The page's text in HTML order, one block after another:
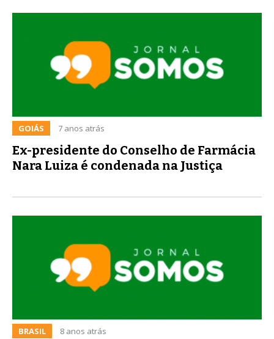
GOIÁS 7 anos atrás
Ex-presidente do Conselho de Farmácia
Nara Luiza é condenada na Justiça
BRASIL 8 anos atrás